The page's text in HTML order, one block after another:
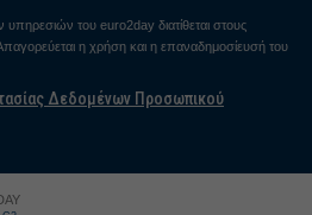
του euro2day διατίθεται στους
η χρήση και η επαναδημοσίευσή του
Δεδομένων Προσωπικού